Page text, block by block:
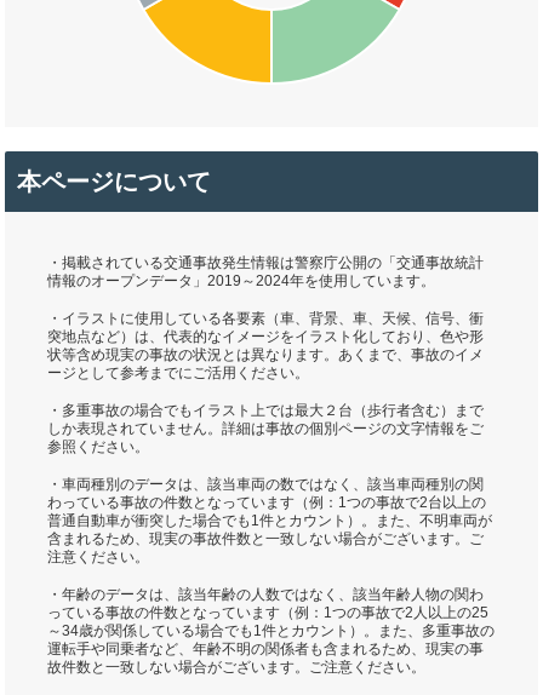
本ページについて
・掲載されている交通事故発生情報は警察庁公開の「交通事故統計
情報のオープンデータ」2019～2024年を使用しています。
・イラストに使用している各要素（車、背景、車、天候、信号、衝
突地点など）は、代表的なイメージをイラスト化しており、色や形
状等含め現実の事故の状況とは異なります。あくまで、事故のイメ
ージとして参考までにご活用ください。
・多重事故の場合でもイラスト上では最大２台（歩行者含む）まで
しか表現されていません。詳細は事故の個別ページの文字情報をご
参照ください。
・車両種別のデータは、該当車両の数ではなく、該当車両種別の関
わっている事故の件数となっています（例：1つの事故で2台以上の
普通自動車が衝突した場合でも1件とカウント）。また、不明車両が
含まれるため、現実の事故件数と一致しない場合がございます。ご
注意ください。
・年齢のデータは、該当年齢の人数ではなく、該当年齢人物の関わ
っている事故の件数となっています（例：1つの事故で2人以上の25
～34歳が関係している場合でも1件とカウント）。また、多重事故の
運転手や同乗者など、年齢不明の関係者も含まれるため、現実の事
故件数と一致しない場合がございます。ご注意ください。